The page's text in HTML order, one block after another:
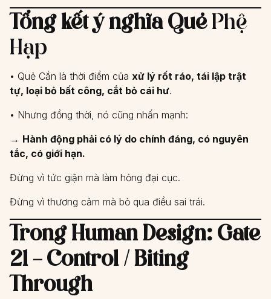
Tổng kết ý nghĩa QuẻPhệ
Hạp
• Quẻ Cắn là thời điểm của xử lý rốt ráo, tái lập trật
tự, loại bỏ bất công, cắt bỏ cái hư.
• Nhưng đồng thời, nó cũng nhấn mạnh:
→ Hành động phải có lý do chính đáng, có nguyên
tắc, có giới hạn.
Đừng vì tức giận mà làm hỏng đại cục.
Đừng vì thương cảm mà bỏ qua điều sai trái.
Trong Human Design: Gate
21 – Control / Biting
Through